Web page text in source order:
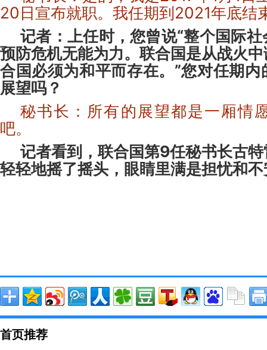
20日宣布就职。我任期到2021年底
记者：上任时，您曾说“整个国际
预防危机无能为力。联合国是从战火
合国必须为和平而存在。 ”您对任期内
展望吗？
秘书长：所有的展望都是一厢情
吧。
记者看到，联合国第9任秘书长古
轻轻地摇了摇头，眼睛里满是担忧和
首页推荐